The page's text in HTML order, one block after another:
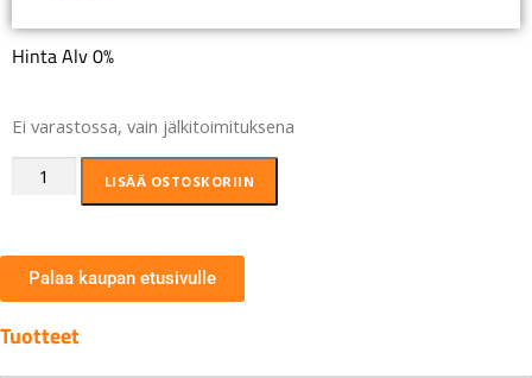
Hinta Alv 0%
Ei varastossa, vain jälkitoimituksena
LISÄÄ OSTOSKORIIN
Palaa kaupan etusivulle
Tuotteet